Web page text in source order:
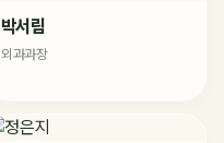
박서림
외과과장